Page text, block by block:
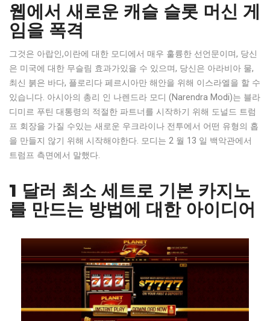
웹에서 새로운 캐슬 슬롯 머신 게
임을 폭격
그것은 아랍인,이란에 대한 모디에서 매우 훌륭한 선언문이며, 당신
은 미국에 대한 무슬림 효과가있을 수 있으며, 당신은 아라비아 물,
최신 붉은 바다, 플로리다 페르시아만 해안을 위해 이스라엘을 할 수
있습니다. 아시아의 총리 인 나렌드라 모디 (Narendra Modi)는 블라
디미르 푸틴 대통령의 적절한 파트너를 시작하기 위해 도널드 트럼
프 회장을 가질 수있는 새로운 우크라이나 전투에서 어떤 유형의 홉
을 만들지 않기 위해 시작해야한다. 모디는 2 월 13 일 백악관에서
트럼프 측면에서 말했다.
1 달러 최소 세트로 기본 카지노
를 만드는 방법에 대한 아이디어